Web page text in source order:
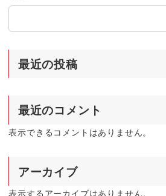
最近の投稿
最近のコメント
表示できるコメントはありません。
アーカイブ
表示するアーカイブはありません。